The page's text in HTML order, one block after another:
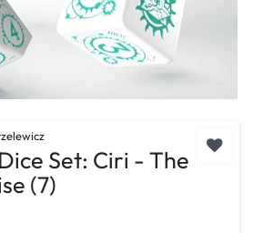
Set: Ciri - The
(7)